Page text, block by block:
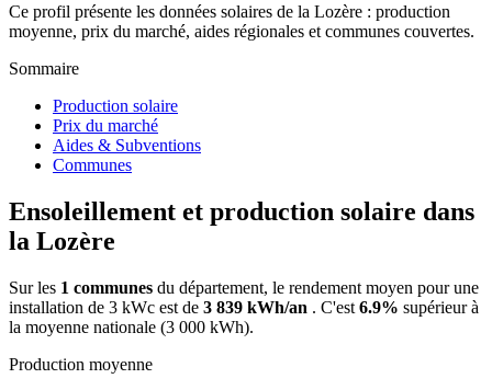
Ce profil présente les données solaires de la Lozère : production
moyenne, prix du marché, aides régionales et communes couvertes.
Sommaire
Production solaire
Prix du marché
Aides & Subventions
Communes
Ensoleillement et production solaire dans
la Lozère
Sur les 1 communes du département, le rendement moyen pour une
installation de 3 kWc est de 3 839 kWh/an . C'est 6.9% supérieur à
la moyenne nationale (3 000 kWh).
Production moyenne